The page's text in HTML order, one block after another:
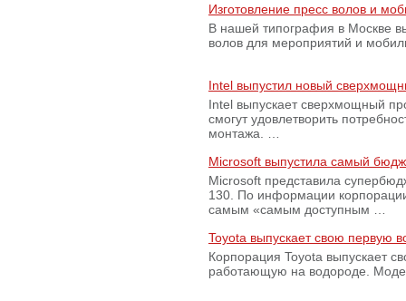
Изготовление пресс волов и
В нашей типография в Москве
волов для мероприятий и
Intel выпустил новый
Intel выпускает сверхмощный
смогут удовлетворить
монтажа. …
Microsoft выпустила самый
Microsoft представила
130. По информации
самым «самым доступным …
Toyota выпускает свою первую
Корпорация Toyota выпускает
работающую на водороде.